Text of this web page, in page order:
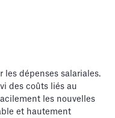
dépenses salariales.
des coûts liés au
les nouvelles
et hautement